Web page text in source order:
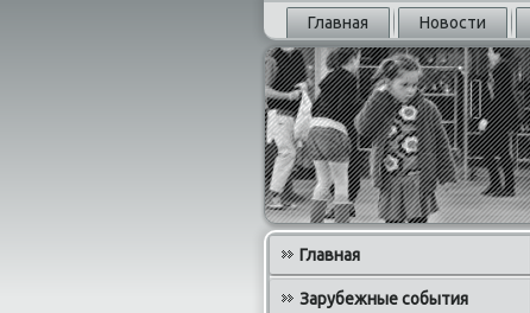
Главная Новости
Главная
Зарубежные события